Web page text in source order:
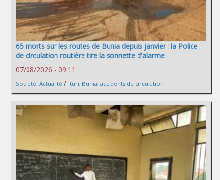
65 morts sur les routes de Bunia depuis janvier : la Police
de circulation routière tire la sonnette d'alarme
07/08/2026 - 09:11
Société, Actualité / Ituri, Bunia, accidents de circulation